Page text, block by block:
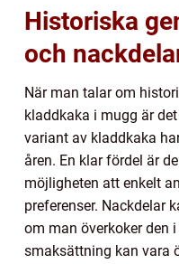
Historiska
och
När man talar om
kladdkaka i mugg är
variant av kladdkaka
åren. En klar fördel är
möjligheten att enkelt
preferenser. Nackdelar
om man överkoker den
smaksättning kan vara